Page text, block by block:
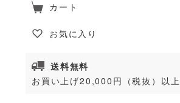
カート
お気に入り
送料無料
お買い上げ20,000円（税抜）以上